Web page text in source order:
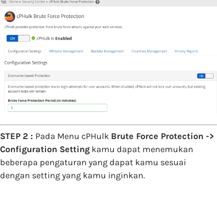
STEP 2 : Pada Menu cPHulk Brute Force Protection ->
Configuration Setting kamu dapat menemukan
beberapa pengaturan yang dapat kamu sesuai
dengan setting yang kamu inginkan.